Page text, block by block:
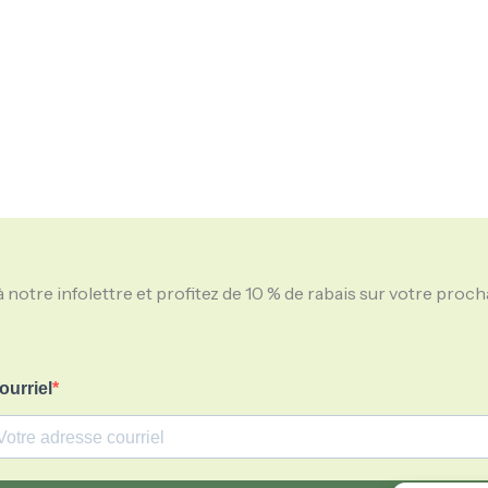
notre infolettre et profitez de 10 % de rabais sur votre